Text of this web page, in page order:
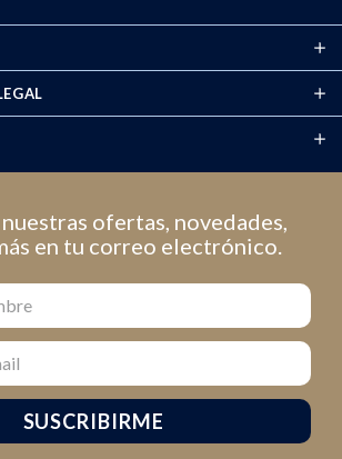
ofertas, novedades,
en tu correo electrónico.
SUSCRIBIRME